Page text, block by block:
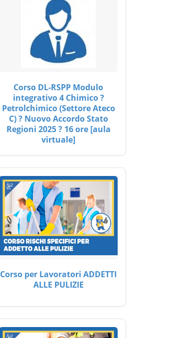
Corso DL-RSPP Modulo
integrativo 4 Chimico ?
Petrolchimico (Settore Ateco
C) ? Nuovo Accordo Stato
Regioni 2025 ? 16 ore [aula
virtuale]
Corso per Lavoratori ADDETTI
ALLE PULIZIE